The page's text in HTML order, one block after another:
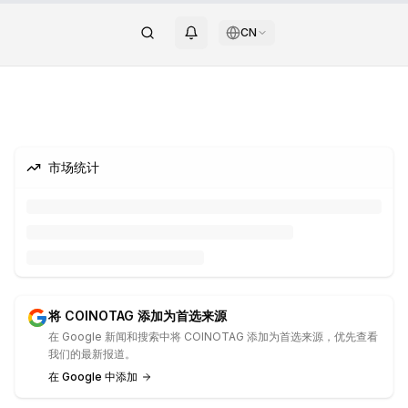
CN
市场统计
将 COINOTAG 添加为首选来源
在 Google 新闻和搜索中将 COINOTAG 添加为首选来源，优先查看
我们的最新报道。
在 Google 中添加